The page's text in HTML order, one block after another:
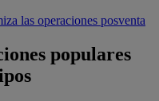
las operaciones posventa
populares